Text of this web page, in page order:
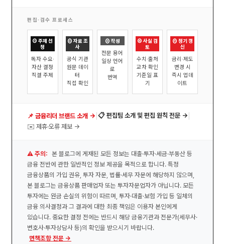
편집·검수 프로세스
① 주제 선
정
독자 수요·
자산 결정
직결 주제
② 자료 조
사
공식 기관
원문 데이
터
직접 확인
③ 작성
전문 용어
일상 언어
로
번역
④ 사실 검
토
수치·출처
교차 확인
기준일 표
기
⑤ 정기 갱
신
금리·제도
변경 시
즉시 업데
이트
📌 금융리더 브랜드 소개 → 📋 편집팀 소개 및 편집 원칙 전문 →
✉️ 제휴·오류 제보 →
⚠️ 주의: 본 블로그에 게재된 모든 정보는 대출·투자·세금·부동산 등
금융 전반에 관한 일반적인 정보 제공을 목적으로 합니다. 특정
금융상품의 가입 권유, 투자 자문, 법률·세무 자문에 해당하지 않으며,
본 블로그는 금융상품 판매업자 또는 투자자문업자가 아닙니다. 모든
투자에는 원금 손실의 위험이 따르며, 투자·대출·보험 가입 등 일체의
금융 의사결정과 그 결과에 대한 최종 책임은 이용자 본인에게
있습니다. 중요한 결정 전에는 반드시 해당 금융기관과 전문가(세무사·
변호사·투자상담사 등)의 확인을 받으시기 바랍니다.
면책조항 전문 →